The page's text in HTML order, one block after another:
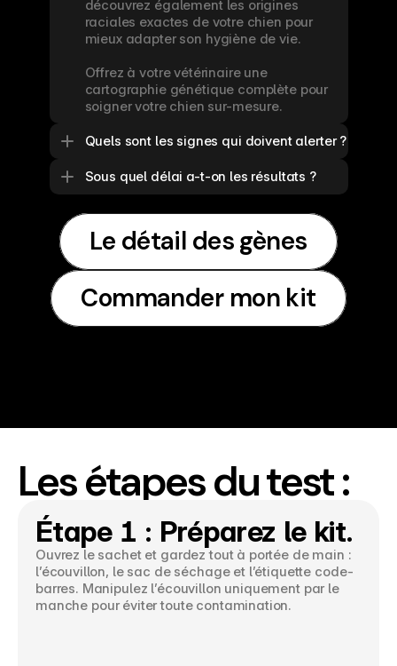
Les étapes du test :
Étape 1 : Préparez le kit.
Ouvrez le sachet et gardez tout à portée de main :
l’écouvillon, le sac de séchage et l’étiquette code-
barres. Manipulez l’écouvillon uniquement par le
manche pour éviter toute contamination.
découvrez également les origines
raciales exactes de votre chien pour
mieux adapter son hygiène de vie.
Offrez à votre vétérinaire une
cartographie génétique complète pour
soigner votre chien sur-mesure.
Quels sont les signes qui doivent alerter ?
Sous quel délai a-t-on les résultats ?
Le détail des gènes
Le détail des gènes
Commander mon kit
Commander mon kit